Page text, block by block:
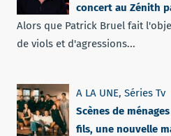
concert au Zénith
Alors que Patrick Bruel fait
de viols et d'agressions...
A LA UNE, Séries Tv
Scènes de
fils, une nouvelle